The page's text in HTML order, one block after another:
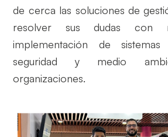
de cerca las soluciones de
resolver sus dudas con
implementación de
seguridad y medio
organizaciones.